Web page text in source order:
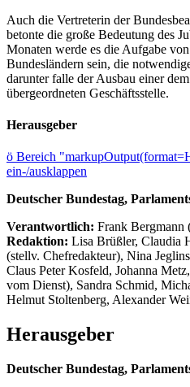
Auch die Vertreterin der
betonte die große Bedeutung des
Monaten werde es die Aufgabe
Bundesländern sein, die
darunter falle der Ausbau einer
übergeordneten Geschäftsstelle.
Herausgeber
ö Bereich
ein-/ausklappen
Deutscher Bundestag,
Verantwortlich: Frank Bergmann
Redaktion: Lisa Brüßler, Claudia
(stellv. Chefredakteur), Nina
Claus Peter Kosfeld, Johanna
vom Dienst), Sandra Schmid,
Helmut Stoltenberg, Alexander
Herausgeber
Deutscher Bundestag,